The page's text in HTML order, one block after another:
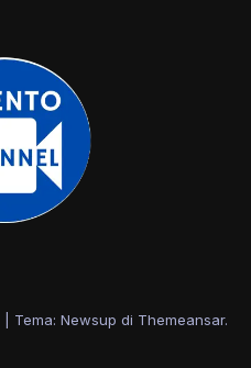
Tema: Newsup di Themeansar.